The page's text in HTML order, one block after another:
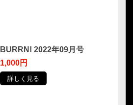
BURRN! 2022年09月号
1,000円
詳しく見る